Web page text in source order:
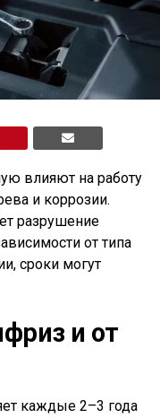
влияют на работу
и коррозии.
разрушение
от типа
сроки могут
и от
каждые 2–3 года